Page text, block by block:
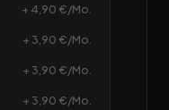
+ 4,90 €/Mo.
+ 3,90 €/Mo.
+ 3,90 €/Mo.
+ 3,90 €/Mo.